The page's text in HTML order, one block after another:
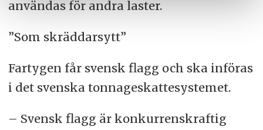
användas för andra laster.
”Som skräddarsytt”
Fartygen får svensk flagg och ska införas
i det svenska tonnageskattesystemet.
– Svensk flagg är konkurrenskraftig